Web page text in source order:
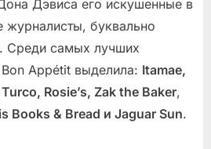
Дэвиса его искушенные в
журналисты, буквально
Среди самых лучших
Appétit выделила: Itamae,
Turco, Rosie’s, Zak the Baker,
Books & Bread и Jaguar Sun.